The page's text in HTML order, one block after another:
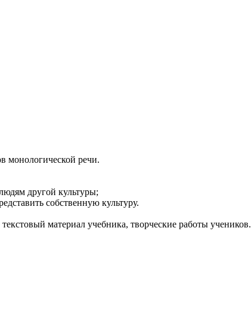
монологической речи.
другой культуры;
собственную культуру.
материал учебника, творческие работы учеников.